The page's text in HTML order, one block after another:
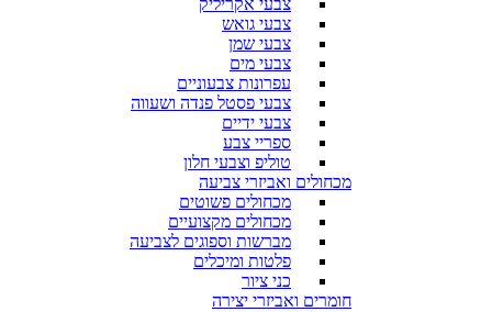
צבעי אקריליק
צבעי גואש
צבעי שמן
צבעי מים
עפרונות צבעוניים
צבעי פסטל פנדה ושעווה
צבעי ידיים
ספריי צבע
טוליפ וצבעי חלון
מכחולים ואביזרי צביעה
מכחולים פשוטים
מכחולים מקצועיים
מברשות וספוגים לצביעה
פלטות ומיכלים
כני ציור
חומרים ואביזרי יצירה